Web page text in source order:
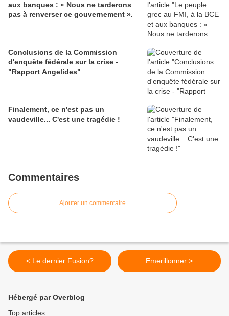
aux banques : « Nous ne tarderons
pas à renverser ce gouvernement ».
Conclusions de la Commission
d'enquête fédérale sur la crise -
"Rapport Angelides"
Finalement, ce n'est pas un
vaudeville... C'est une tragédie !
Commentaires
Ajouter un commentaire
< Le dernier Fusion? Emerillonner >
Hébergé par Overblog
Top articles